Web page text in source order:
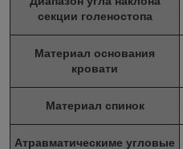
секции голеностопа
Материал основания
кровати
Материал спинок
Атравматическиме угловые